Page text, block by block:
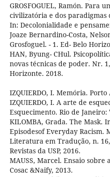
GROSFOGUEL, Ramón. Para
civilizatória e dos paradigmas
In: Decolonialidade e
Joaze Bernardino-Costa,
Grosfoguel. - 1. Ed- Belo
HAN, Byung- CHul.
novas técnicas de poder. Nr.
Horizonte. 2018.
IZQUIERDO, I. Memória.
IZQUIERDO, I. A arte de
Esquecimento. Rio de Janeiro:
KILOMBA, Grada. The Mask.
Episodesof Everyday Racism.
Literatura em Tradução, n.
Revistas da USP, 2016.
MAUSS, Marcel. Ensaio sobre
Cosac &Naify, 2013.